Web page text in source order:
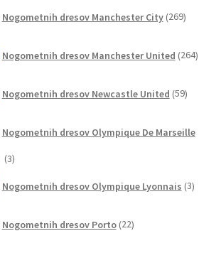
Nogometnih dresov Manchester City 269izdelkov
Nogometnih dresov Manchester United 264
Nogometnih dresov Newcastle United 59izdelkov
Nogometnih dresov Olympique De Marseille
33
Nogometnih dresov Olympique Lyonnais 3izdelki
Nogometnih dresov Porto 22izdelkov